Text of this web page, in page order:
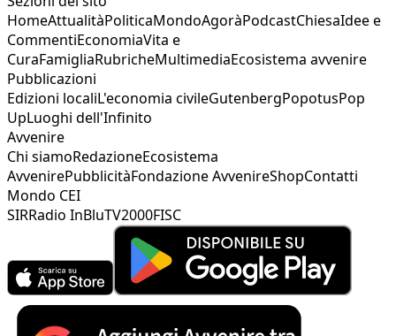
HomeAttualitàPoliticaMondoAgoràPodcastChiesaIdee e
CommentiEconomiaVita e
CuraFamigliaRubricheMultimediaEcosistema avvenire
Pubblicazioni
Edizioni localiL'economia civileGutenbergPopotusPop
UpLuoghi dell'Infinito
Avvenire
Chi siamoRedazioneEcosistema
AvvenirePubblicitàFondazione AvvenireShopContatti
Mondo CEI
SIRRadio InBluTV2000FISC